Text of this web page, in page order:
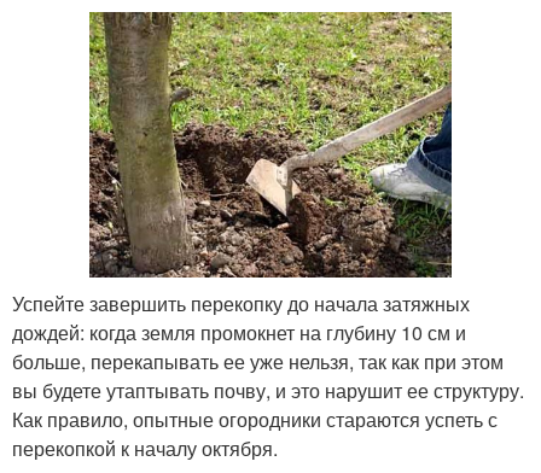
Успейте завершить перекопку до начала затяжных
дождей: когда земля промокнет на глубину 10 см и
больше, перекапывать ее уже нельзя, так как при этом
вы будете утаптывать почву, и это нарушит ее структуру.
Как правило, опытные огородники стараются успеть с
перекопкой к началу октября.